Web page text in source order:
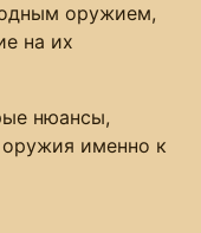
оружием,
на их
нюансы,
именно к